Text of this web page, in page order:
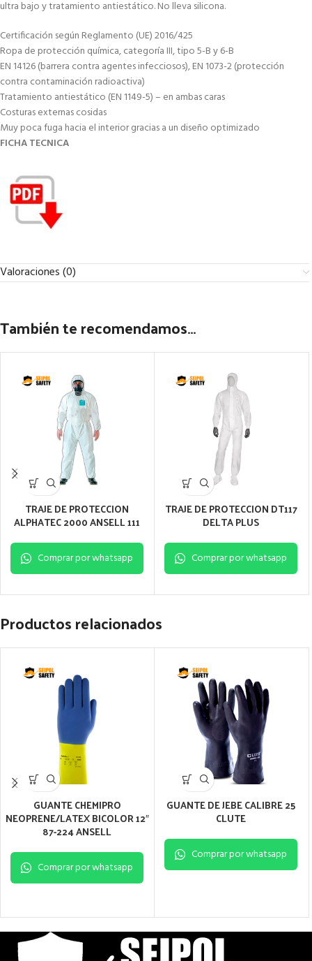
ultra bajo y tratamiento antiestático. No lleva silicona.
Certificación según Reglamento (UE) 2016/425
Ropa de protección química, categoría III, tipo 5-B y 6-B
EN 14126 (barrera contra agentes infecciosos), EN 1073-2 (protección
contra contaminación radioactiva)
Tratamiento antiestático (EN 1149-5) – en ambas caras
Costuras externas cosidas
Muy poca fuga hacia el interior gracias a un diseño optimizado
FICHA TECNICA
Valoraciones (0)
También te recomendamos…
TRAJE DE PROTECCION
ALPHATEC 2000 ANSELL 111
Comprar por whatsapp
TRAJE DE PROTECCION DT117
DELTA PLUS
Comprar por whatsapp
Productos relacionados
GUANTE CHEMIPRO
NEOPRENE/LATEX BICOLOR 12″
87-224 ANSELL
Comprar por whatsapp
GUANTE DE JEBE CALIBRE 25
CLUTE
Comprar por whatsapp